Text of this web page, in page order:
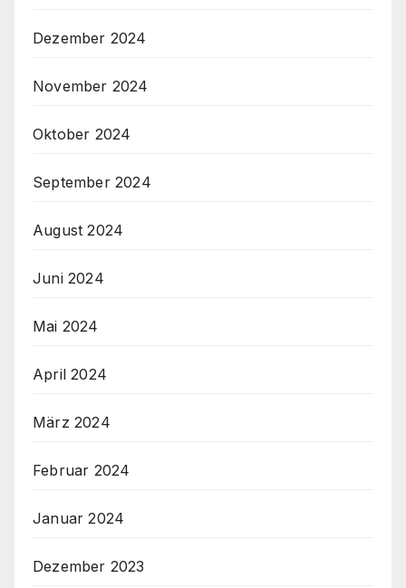
Dezember 2024
November 2024
Oktober 2024
September 2024
August 2024
Juni 2024
Mai 2024
April 2024
März 2024
Februar 2024
Januar 2024
Dezember 2023